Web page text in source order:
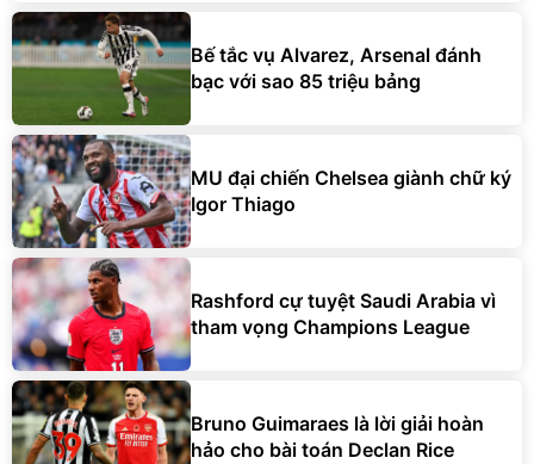
Bế tắc vụ Alvarez, Arsenal đánh
bạc với sao 85 triệu bảng
MU đại chiến Chelsea giành chữ ký
Igor Thiago
Rashford cự tuyệt Saudi Arabia vì
tham vọng Champions League
Bruno Guimaraes là lời giải hoàn
hảo cho bài toán Declan Rice